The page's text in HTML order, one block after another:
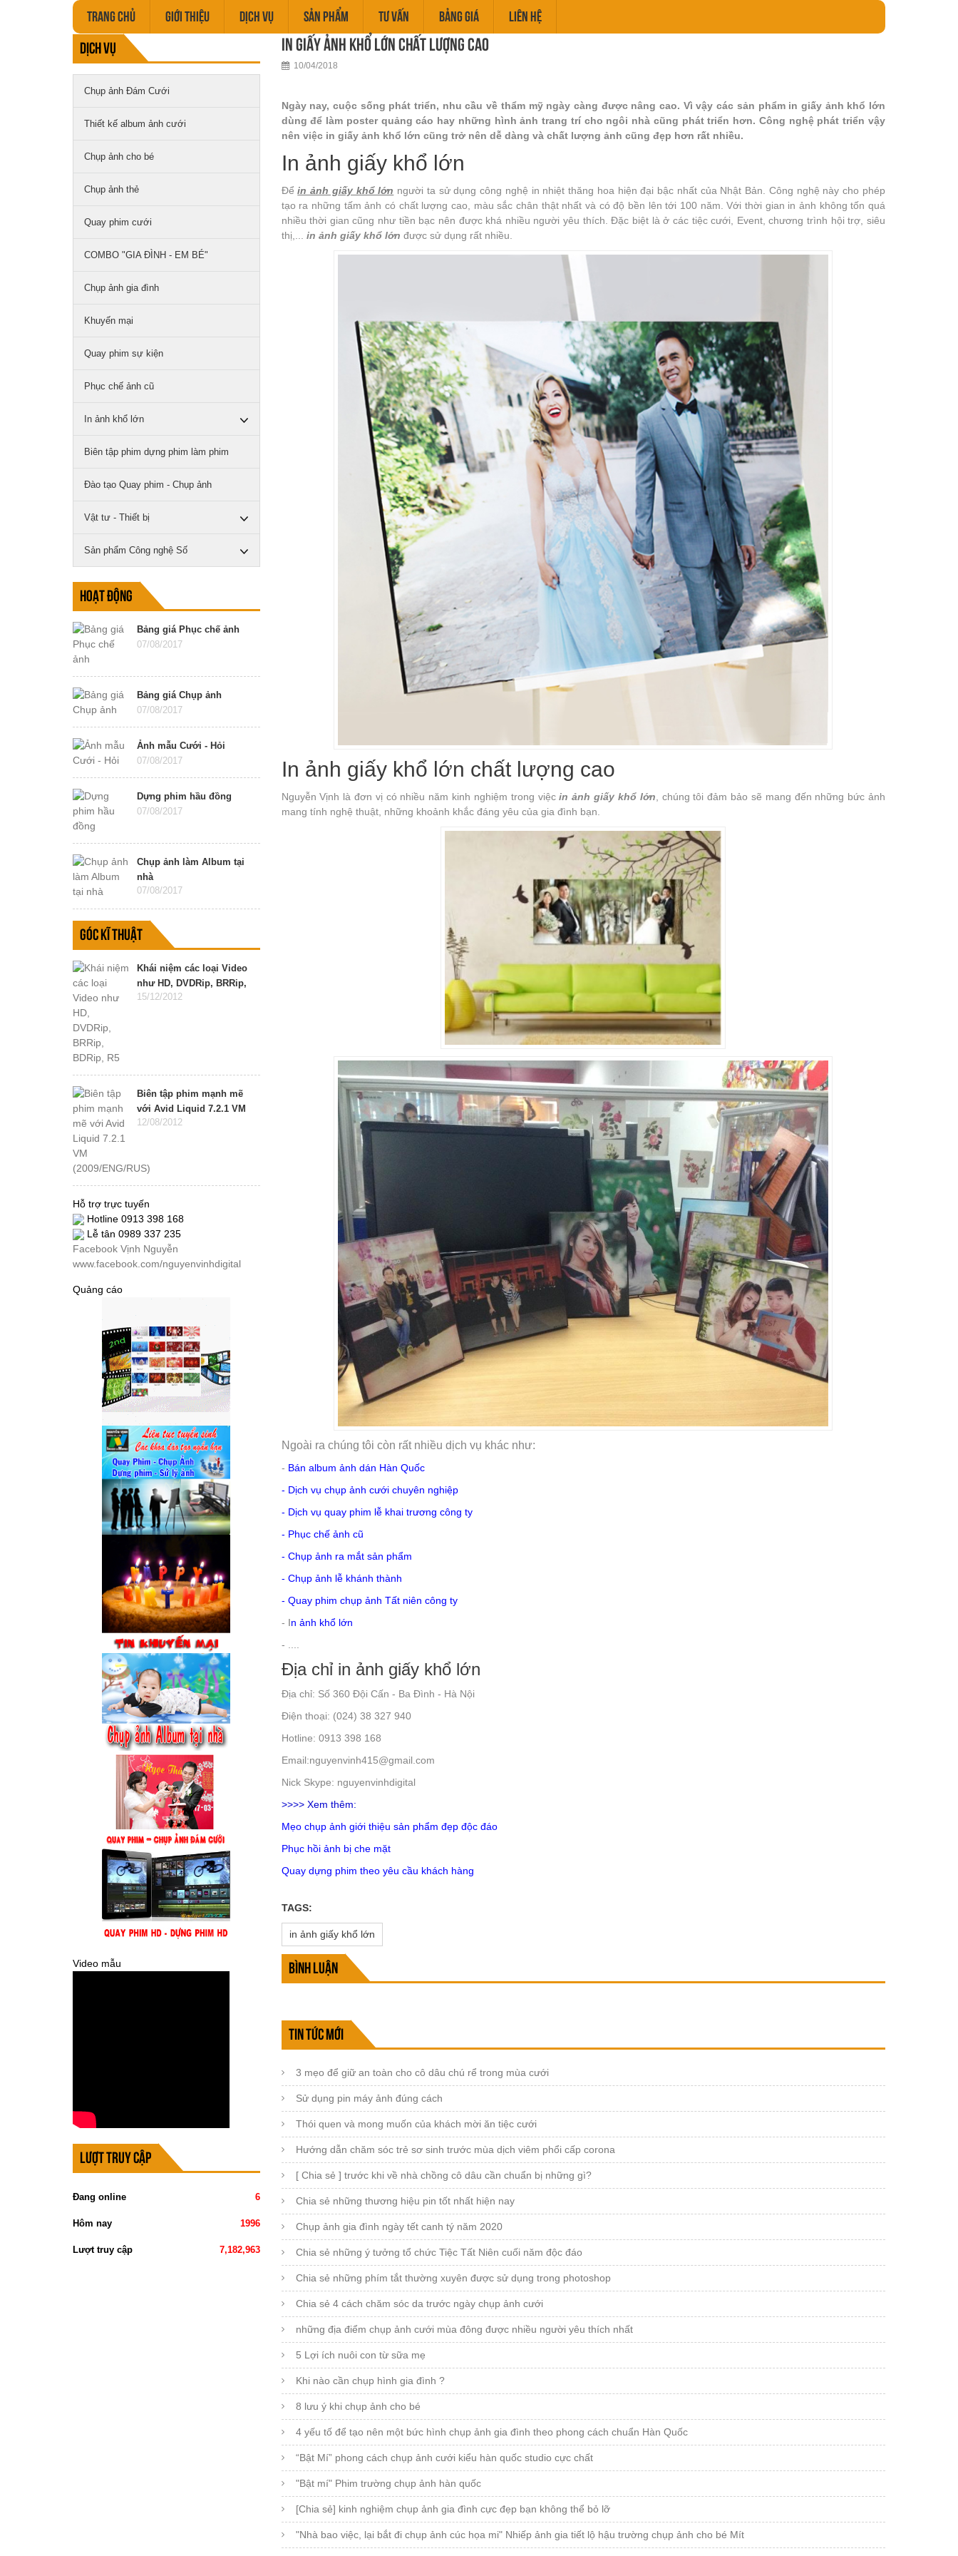
TRANG CHỦ GIỚI THIỆU DỊCH VỤ SẢN PHẨM TƯ VẤN BẢNG GIÁ LIÊN HỆ
Dịch vụ
Chụp ảnh Đám Cưới
Thiết kế album ảnh cưới
Chụp ảnh cho bé
Chụp ảnh thẻ
Quay phim cưới
COMBO "GIA ĐÌNH - EM BÉ"
Chụp ảnh gia đình
Khuyến mại
Quay phim sự kiện
Phục chế ảnh cũ
In ảnh khổ lớn
Biên tập phim dựng phim làm phim
Đào tạo Quay phim - Chụp ảnh
Vật tư - Thiết bị
Sản phẩm Công nghệ Số
Hoạt động
Bảng giá Phục chế ảnh
07/08/2017
Bảng giá Chụp ảnh
07/08/2017
Ảnh mẫu Cưới - Hỏi
07/08/2017
Dựng phim hầu đồng
07/08/2017
Chụp ảnh làm Album tại
nhà
07/08/2017
Góc kĩ thuật
Khái niệm các loại Video
như HD, DVDRip, BRRip,
BDRip, R5
15/12/2012
Biên tập phim mạnh mẽ
với Avid Liquid 7.2.1 VM
(2009/ENG/RUS)
12/08/2012
Hỗ trợ trực tuyến
Hotline 0913 398 168
Lễ tân 0989 337 235
Facebook Vịnh Nguyễn
www.facebook.com/nguyenvinhdigital
Quảng cáo
Video mẫu
Lượt truy cập
Đang online 6
Hôm nay 1996
Lượt truy cập 7,182,963
In giấy ảnh khổ lớn chất lượng cao
10/04/2018
Ngày nay, cuộc sống phát triển, nhu cầu về thẩm mỹ ngày càng được nâng cao. Vì vậy các sản phẩm in giấy ảnh khổ lớn
dùng để làm poster quảng cáo hay những hình ảnh trang trí cho ngôi nhà cũng phát triển hơn. Công nghệ phát triển vậy
nên việc in giấy ảnh khổ lớn cũng trở nên dễ dàng và chất lượng ảnh cũng đẹp hơn rất nhiều.
In ảnh giấy khổ lớn
Đểin ảnh giấy khổ lớn người ta sử dụng công nghệ in nhiệt thăng hoa hiện đại bậc nhất của Nhật Bản. Công nghệ này cho phép
tạo ra những tấm ảnh có chất lượng cao, màu sắc chân thật nhất và có độ bền lên tới 100 năm. Với thời gian in ảnh không tốn quá
nhiều thời gian cũng như tiền bạc nên được khá nhiều người yêu thích. Đặc biệt là ở các tiệc cưới, Event, chương trình hội trợ, siêu
thị,... in ảnh giấy khổ lớn được sử dụng rất nhiều.
In ảnh giấy khổ lớn chất lượng cao
Nguyễn Vịnh là đơn vị có nhiều năm kinh nghiệm trong việcin ảnh giấy khổ lớn , chúng tôi đảm bảo sẽ mang đến những bức ảnh
mang tính nghệ thuật, những khoảnh khắc đáng yêu của gia đình bạn.
Ngoài ra chúng tôi còn rất nhiều dịch vụ khác như:
- Bán album ảnh dán Hàn Quốc
- Dịch vụ chụp ảnh cưới chuyên nghiệp
- Dịch vụ quay phim lễ khai trương công ty
- Phục chế ảnh cũ
- Chụp ảnh ra mắt sản phẩm
- Chụp ảnh lễ khánh thành
- Quay phim chụp ảnh Tất niên công ty
- In ảnh khổ lớn
- ....
Địa chỉ in ảnh giấy khổ lớn
Địa chỉ: Số 360 Đội Cấn - Ba Đình - Hà Nội
Điện thoại: (024) 38 327 940
Hotline: 0913 398 168
Email:nguyenvinh415@gmail.com
Nick Skype: nguyenvinhdigital
>>>> Xem thêm:
Mẹo chụp ảnh giới thiệu sản phẩm đẹp độc đáo
Phục hồi ảnh bị che mặt
Quay dựng phim theo yêu cầu khách hàng
TAGS:
in ảnh giấy khổ lớn
Bình luận
Tin tức mới
3 mẹo để giữ an toàn cho cô dâu chú rể trong mùa cưới
Sử dụng pin máy ảnh đúng cách
Thói quen và mong muốn của khách mời ăn tiệc cưới
Hướng dẫn chăm sóc trẻ sơ sinh trước mùa dịch viêm phổi cấp corona
[ Chia sẻ ] trước khi về nhà chồng cô dâu cần chuẩn bị những gì?
Chia sẻ những thương hiệu pin tốt nhất hiện nay
Chụp ảnh gia đình ngày tết canh tý năm 2020
Chia sẻ những ý tưởng tổ chức Tiệc Tất Niên cuối năm độc đáo
Chia sẻ những phím tắt thường xuyên được sử dụng trong photoshop
Chia sẻ 4 cách chăm sóc da trước ngày chụp ảnh cưới
những địa điểm chụp ảnh cưới mùa đông được nhiều người yêu thích nhất
5 Lợi ích nuôi con từ sữa mẹ
Khi nào cần chụp hình gia đình ?
8 lưu ý khi chụp ảnh cho bé
4 yếu tố để tạo nên một bức hình chụp ảnh gia đình theo phong cách chuẩn Hàn Quốc
“Bật Mí” phong cách chụp ảnh cưới kiểu hàn quốc studio cực chất
"Bật mí" Phim trường chụp ảnh hàn quốc
[Chia sẻ] kinh nghiệm chụp ảnh gia đình cực đẹp bạn không thể bỏ lỡ
"Nhà bao việc, lại bắt đi chụp ảnh cúc họa mi" Nhiếp ảnh gia tiết lộ hậu trường chụp ảnh cho bé Mít